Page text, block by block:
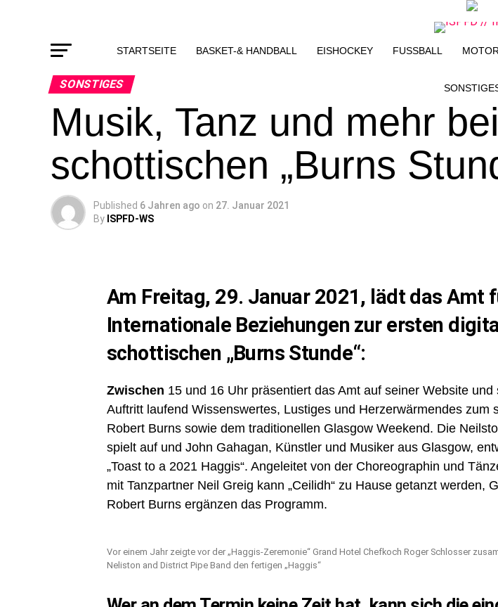
STARTSEITE BASKET-& HANDBALL EISHOCKEY FUSSBALL
SONSTIGES
Musik, Tanz und mehr
schottischen „Burns
Published 6 Jahren ago on 27. Januar 2021
By ISPFD-WS
Am Freitag, 29. Januar 2021, lädt das Amt
Internationale Beziehungen zur ersten
schottischen „Burns Stunde“:
Zwischen 15 und 16 Uhr präsentiert das Amt auf seiner Website
Auftritt laufend Wissenswertes, Lustiges und Herzerwärmendes zum
Robert Burns sowie dem traditionellen Glasgow Weekend. Die
spielt auf und John Gahagan, Künstler und Musiker aus Glasgow,
„Toast to a 2021 Haggis“. Angeleitet von der Choreographin und
mit Tanzpartner Neil Greig kann „Ceilidh“ zu Hause getanzt werden,
Robert Burns ergänzen das Programm.
Vor einem Jahr zeigte vor der „Haggis-Zeremonie“ Grand Hotel Chefkoch Roger Schlosser
Neliston and District Pipe Band den fertigen „Haggis“